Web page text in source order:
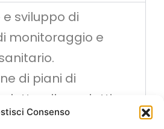
Consenso
sviluppo di
monitoraggio e
di piani di
lotta alle malattie e
piante.